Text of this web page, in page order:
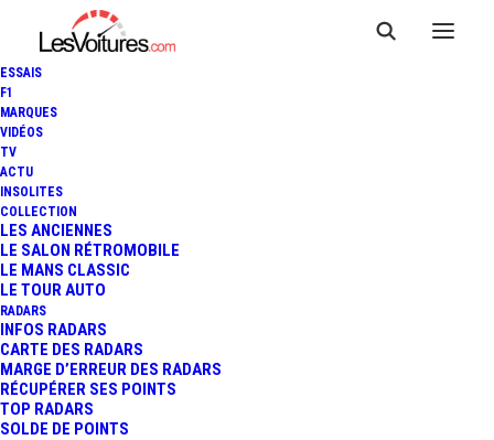
ESSAIS
F1
MARQUES
VIDÉOS
TV
ACTU
INSOLITES
COLLECTION
LES ANCIENNES
LE SALON RÉTROMOBILE
LE MANS CLASSIC
LE TOUR AUTO
RADARS
INFOS RADARS
CARTE DES RADARS
MARGE D’ERREUR DES RADARS
RÉCUPÉRER SES POINTS
TOP RADARS
SOLDE DE POINTS
27 juillet 2026